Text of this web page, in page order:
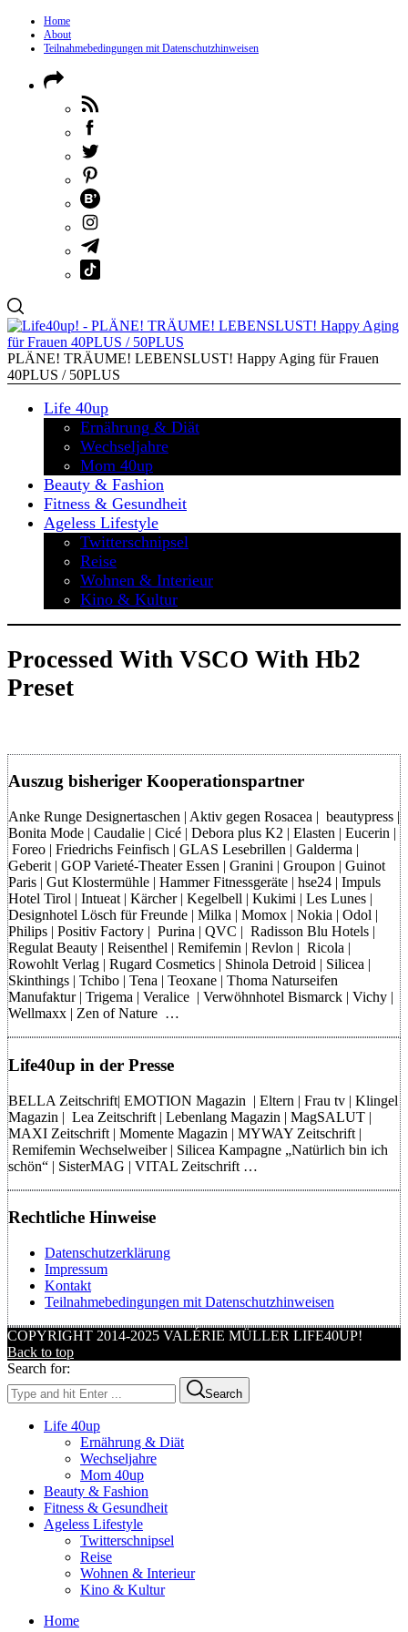
Home
About
Teilnahmebedingungen mit Datenschutzhinweisen
PLÄNE! TRÄUME! LEBENSLUST! Happy Aging für Frauen
40PLUS / 50PLUS
Life 40up
Ernährung & Diät
Wechseljahre
Mom 40up
Beauty & Fashion
Fitness & Gesundheit
Ageless Lifestyle
Twitterschnipsel
Reise
Wohnen & Interieur
Kino & Kultur
Processed With VSCO With Hb2
Preset
Auszug bisheriger Kooperationspartner
Anke Runge Designertaschen | Aktiv gegen Rosacea | beautypress |
Bonita Mode | Caudalie | Cicé | Debora plus K2 | Elasten | Eucerin |
Foreo | Friedrichs Feinfisch | GLAS Lesebrillen | Galderma |
Geberit | GOP Varieté-Theater Essen | Granini | Groupon | Guinot
Paris | Gut Klostermühle | Hammer Fitnessgeräte | hse24 | Impuls
Hotel Tirol | Intueat | Kärcher | Kegelbell | Kukimi | Les Lunes |
Designhotel Lösch für Freunde | Milka | Momox | Nokia | Odol |
Philips | Positiv Factory | Purina | QVC | Radisson Blu Hotels |
Regulat Beauty | Reisenthel | Remifemin | Revlon | Ricola |
Rowohlt Verlag | Rugard Cosmetics | Shinola Detroid | Silicea |
Skinthings | Tchibo | Tena | Teoxane | Thoma Naturseifen
Manufaktur | Trigema | Veralice | Verwöhnhotel Bismarck | Vichy |
Wellmaxx | Zen of Nature …
Life40up in der Presse
BELLA Zeitschrift| EMOTION Magazin | Eltern | Frau tv | Klingel
Magazin | Lea Zeitschrift | Lebenlang Magazin | MagSALUT |
MAXI Zeitschrift | Momente Magazin | MYWAY Zeitschrift |
Remifemin Wechselweiber | Silicea Kampagne „Natürlich bin ich
schön“ | SisterMAG | VITAL Zeitschrift …
Rechtliche Hinweise
Datenschutzerklärung
Impressum
Kontakt
Teilnahmebedingungen mit Datenschutzhinweisen
COPYRIGHT 2014-2025 VALÉRIE MÜLLER LIFE40UP!
Back to top
Search for:
Search
Life 40up
Ernährung & Diät
Wechseljahre
Mom 40up
Beauty & Fashion
Fitness & Gesundheit
Ageless Lifestyle
Twitterschnipsel
Reise
Wohnen & Interieur
Kino & Kultur
Home